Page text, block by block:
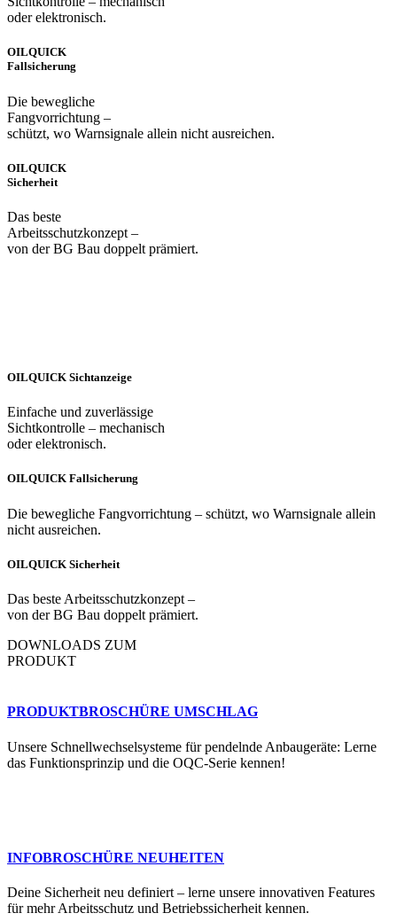
oder elektronisch.
OILQUICK
Fallsicherung
Die bewegliche
Fangvorrichtung –
schützt, wo Warnsignale allein nicht ausreichen.
OILQUICK
Sicherheit
Das beste
Arbeitsschutzkonzept –
von der BG Bau doppelt prämiert.
OILQUICK Sichtanzeige
Einfache und zuverlässige
Sichtkontrolle – mechanisch
oder elektronisch.
OILQUICK Fallsicherung
Die bewegliche Fangvorrichtung – schützt, wo Warnsignale allein
nicht ausreichen.
OILQUICK Sicherheit
Das beste Arbeitsschutzkonzept –
von der BG Bau doppelt prämiert.
DOWNLOADS ZUM
PRODUKT
PRODUKT­BROSCHÜRE UMSCHLAG
Unsere Schnellwechselsysteme für pendelnde Anbaugeräte: Lerne
das Funktionsprinzip und die OQC-Serie kennen!
INFO­BROSCHÜRE NEUHEITEN
Deine Sicherheit neu definiert – lerne unsere innovativen Features
für mehr Arbeitsschutz und Betriebssicherheit kennen.